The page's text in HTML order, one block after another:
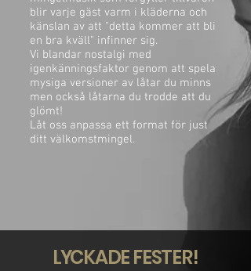
blir varje gäst varm i kläderna och
känslan av att "detta kommer att bli
en bra kväll" infinner sig.
Vi blandar nostalgi med
igenkänningsfaktor genom att spela
mysiga versioner av låtar du minns
men också låtarna du trodde att du
glömt!
Låt oss anpassa ett format för just
ditt välkomstmingel.
LYCKADE FESTER!